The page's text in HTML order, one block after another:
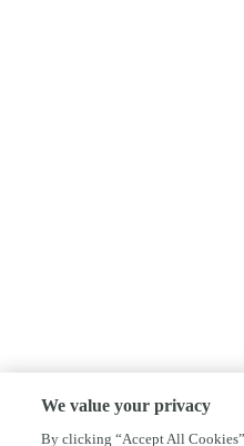
We value your privacy
By clicking “Accept All